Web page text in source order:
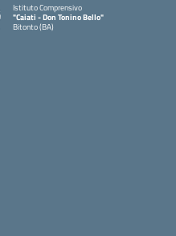
Istituto Comprensivo
"Caiati - Don Tonino Bello"
Bitonto (BA)